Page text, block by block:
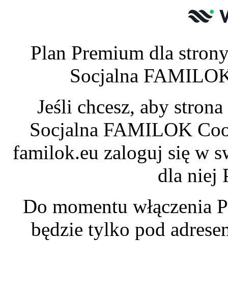
Plan Premium dla
Socjalna
Jeśli chcesz, aby
Socjalna FAMILOK
familok.eu zaloguj się w
dla niej
Do momentu włączenia
będzie tylko pod